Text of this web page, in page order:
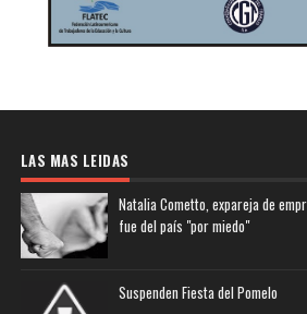
LAS MAS LEIDAS
Natalia Cometto, expareja de
fue del país "por miedo"
Suspenden Fiesta del Pomelo